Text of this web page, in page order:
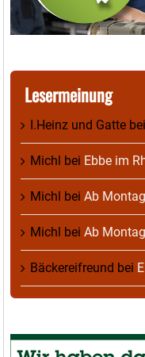
Lesermeinung
I.Heinz und Gatte bei
Michl bei Ebbe im
Michl bei Ab
Michl bei Ab
Bäckereifreund bei